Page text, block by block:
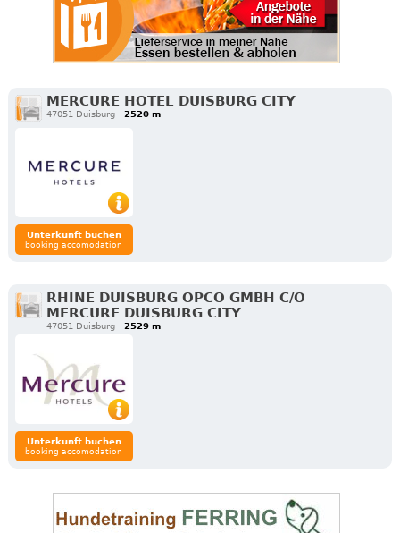
MERCURE HOTEL DUISBURG CITY
47051 Duisburg 2520 m
Unterkunft buchen
booking accomodation
RHINE DUISBURG OPCO GMBH C/O
MERCURE DUISBURG CITY
47051 Duisburg 2529 m
Unterkunft buchen
booking accomodation